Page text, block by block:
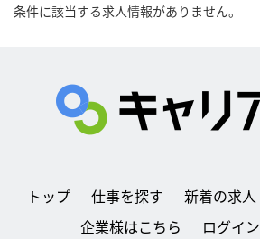
条件に該当する求人情報がありません。
トップ 仕事を探す 新着の求人
企業様はこちら
ログイン